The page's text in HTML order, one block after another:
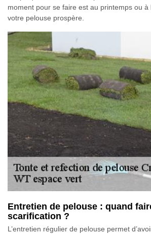
moment pour se faire est au printemps ou à
votre pelouse prospère.
Entretien de pelouse : quand
scarification ?
L’entretien régulier de pelouse permet